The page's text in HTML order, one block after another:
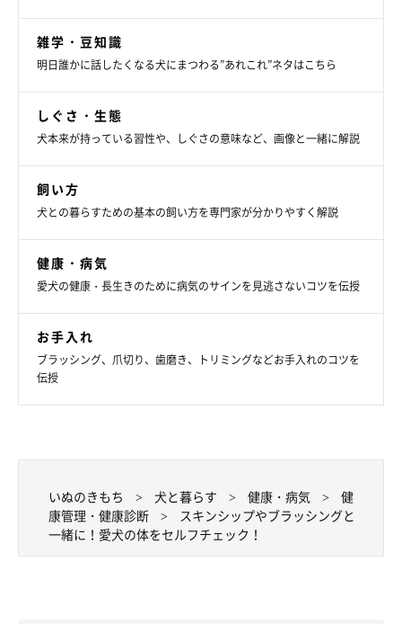
雑学・豆知識
明日誰かに話したくなる犬にまつわる”あれこれ”ネタはこちら
しぐさ・生態
犬本来が持っている習性や、しぐさの意味など、画像と一緒に解説
飼い方
犬との暮らすための基本の飼い方を専門家が分かりやすく解説
健康・病気
愛犬の健康・長生きのために病気のサインを見逃さないコツを伝授
お手入れ
ブラッシング、爪切り、歯磨き、トリミングなどお手入れのコツを
伝授
いぬのきもち 犬と暮らす 健康・病気
健
康管理・健康診断
スキンシップやブラッシングと
一緒に！愛犬の体をセルフチェック！